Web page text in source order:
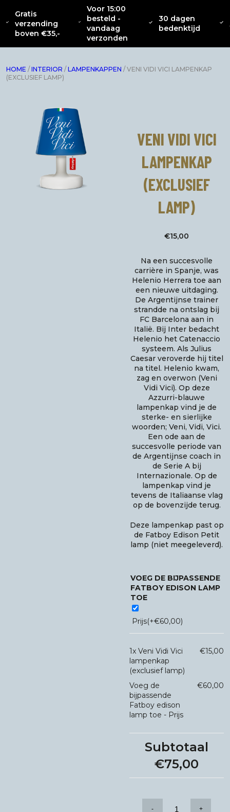
Gratis
verzending
boven €35,-
Voor 15:00
besteld -
vandaag
verzonden
30 dagen
bedenktijd
OVER
ONS
NIEUW
CATENACCIO
COLLECTIE
KLEDING INTERIEUR
HOME / INTERIOR / LAMPENKAPPEN / VENI VIDI VICI LAMPENKAP
(EXCLUSIEF LAMP)
VENI VIDI VICI
LAMPENKAP
(EXCLUSIEF
LAMP)
€15,00
Na een succesvolle
carrière in Spanje, was
Helenio Herrera toe aan
een nieuwe uitdaging.
De Argentijnse trainer
strandde na ontslag bij
FC Barcelona aan in
Italië. Bij Inter bedacht
Helenio het Catenaccio
systeem. Als Julius
Caesar veroverde hij titel
na titel. Helenio kwam,
zag en overwon (Veni
Vidi Vici). Op deze
Azzurri-blauwe
lampenkap vind je de
sterke- en sierlijke
woorden; Veni, Vidi, Vici.
Een ode aan de
succesvolle periode van
de Argentijnse coach in
de Serie A bij
Internazionale. Op de
lampenkap vind je
tevens de Italiaanse vlag
op de bovenzijde terug.
Deze lampenkap past op
de Fatboy Edison Petit
lamp (niet meegeleverd).
VOEG DE BIJPASSENDE
FATBOY EDISON LAMP
TOE
Prijs(+€60,00)
1xVeni Vidi Vici
lampenkap
(exclusief lamp)
€15,00
Voeg de
bijpassende
Fatboy edison
lamp toe - Prijs
€60,00
Subtotaal
€75,00